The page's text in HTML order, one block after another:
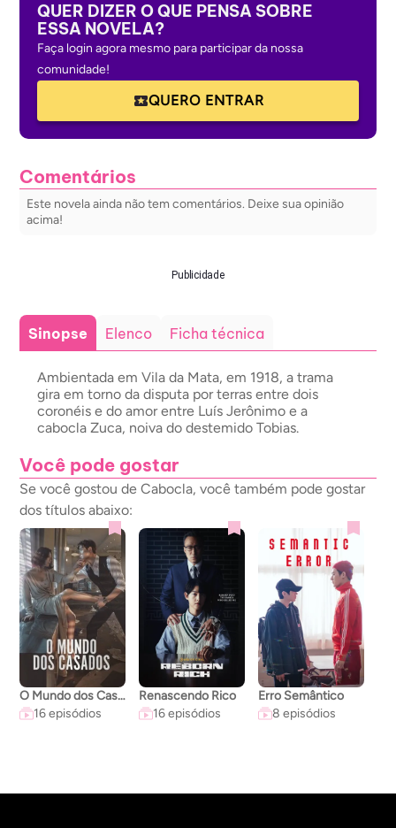
QUER DIZER O QUE PENSA SOBRE
ESSA NOVELA?
Faça login agora mesmo para participar da nossa
comunidade!
QUERO ENTRAR
Comentários
Este novela ainda não tem comentários. Deixe sua opinião
acima!
Publicidade
Sinopse Elenco Ficha técnica
Ambientada em Vila da Mata, em 1918, a trama
gira em torno da disputa por terras entre dois
coronéis e do amor entre Luís Jerônimo e a
cabocla Zuca, noiva do destemido Tobias.
Você pode gostar
Se você gostou de Cabocla, você também pode gostar
dos títulos abaixo:
O Mundo dos Casados
16 episódios
Renascendo Rico
16 episódios
Erro Semântico
8 episódios